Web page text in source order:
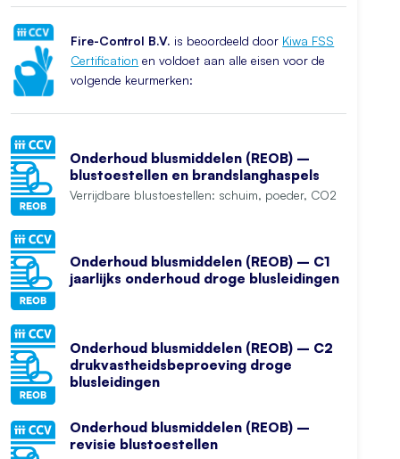
Fire-Control B.V. is beoordeeld door Kiwa FSS
Certification en voldoet aan alle eisen voor de
volgende keurmerken:
Onderhoud blusmiddelen (REOB) –
blustoestellen en brandslanghaspels
Verrijdbare blustoestellen: schuim, poeder, CO2
Onderhoud blusmiddelen (REOB) – C1
jaarlijks onderhoud droge blusleidingen
Onderhoud blusmiddelen (REOB) – C2
drukvastheidsbeproeving droge
blusleidingen
Onderhoud blusmiddelen (REOB) –
revisie blustoestellen